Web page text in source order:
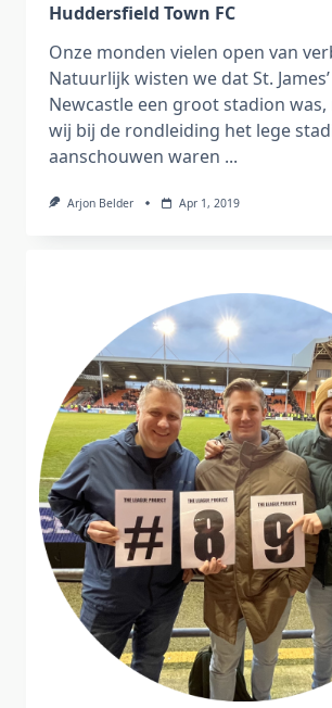
Huddersfield Town FC
Onze monden vielen open van
Natuurlijk wisten we dat St.
Newcastle een groot stadion
wij bij de rondleiding het lege
aanschouwen waren ...
Arjon Belder Apr 1, 2019